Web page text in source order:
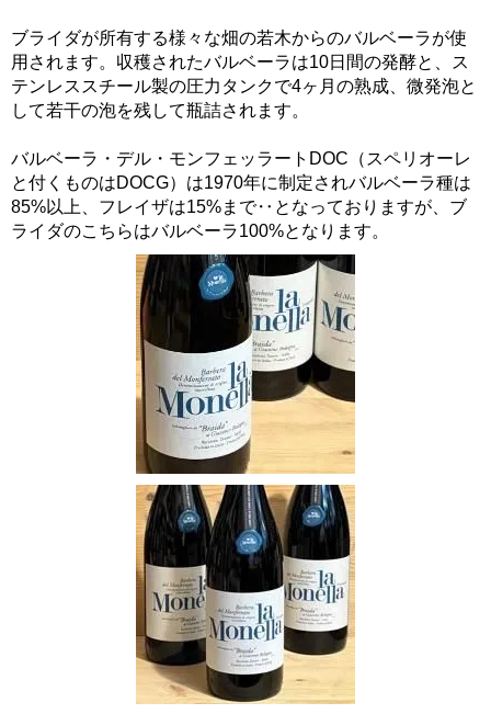
ブライダが所有する様々な畑の若木からのバルベーラが使
用されます。収穫されたバルベーラは10日間の発酵と、ス
テンレススチール製の圧力タンクで4ヶ月の熟成、微発泡と
して若干の泡を残して瓶詰されます。
バルベーラ・デル・モンフェッラートDOC（スペリオーレ
と付くものはDOCG）は1970年に制定されバルベーラ種は
85%以上、フレイザは15%まで‥となっておりますが、ブ
ライダのこちらはバルベーラ100%となります。